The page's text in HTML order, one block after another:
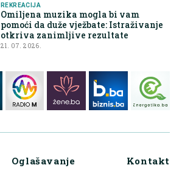
REKREACIJA
Omiljena muzika mogla bi vam
pomoći da duže vježbate: Istraživanje
otkriva zanimljive rezultate
21. 07. 2026.
Oglašavanje Kontakt